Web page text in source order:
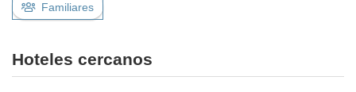
Familiares
Hoteles cercanos